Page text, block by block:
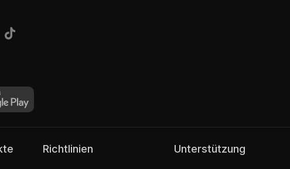
Richtlinien Unterstützung